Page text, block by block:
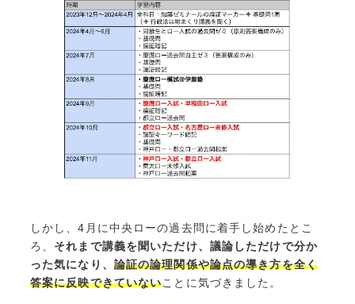
しかし、4月に中央ローの過去問に着手し始めたとこ
ろ、 それまで講義を聞いただけ、議論しただけで分か
った気になり、 論証の論理関係や論点の導き方を全く
答案に反映できていないことに気づきました。